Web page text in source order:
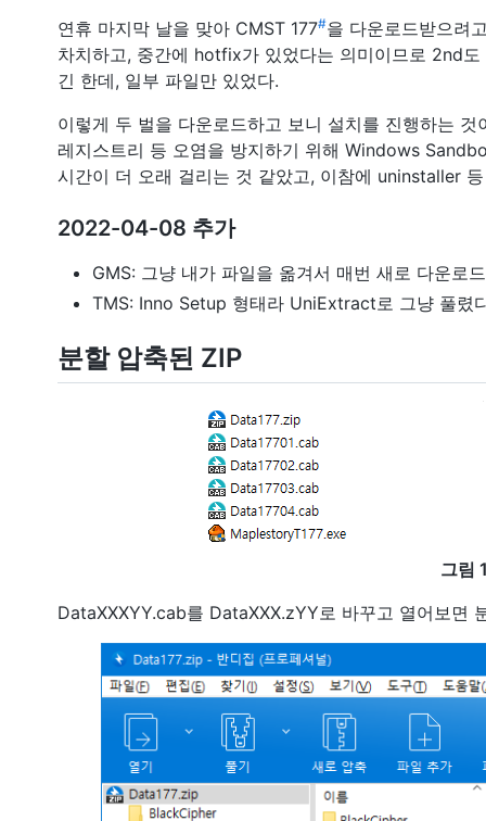
연휴 마지막 날을 맞아 CMST 177#을 다운로드받으려
차치하고, 중간에 hotfix가 있었다는 의미이므로 2nd
긴 한데, 일부 파일만 있었다.
이렇게 두 벌을 다운로드하고 보니 설치를 진행하는
레지스트리 등 오염을 방지하기 위해 Windows
시간이 더 오래 걸리는 것 같았고, 이참에 uninstaller
2022-04-08 추가
GMS: 그냥 내가 파일을 옮겨서 매번 새로 다운로
TMS: Inno Setup 형태라 UniExtract로 그냥 풀렸
분할 압축된 ZIP
그림
DataXXXYY.cab를 DataXXX.zYY로 바꾸고 열어보면